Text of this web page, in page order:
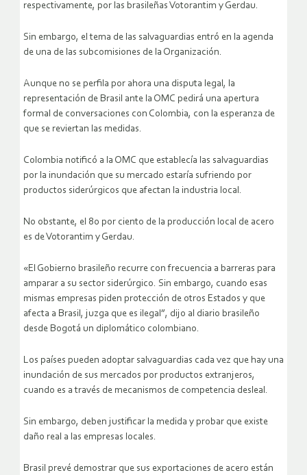
respectivamente, por las brasileñas Votorantim y Gerdau.
Sin embargo, el tema de las salvaguardias entró en la agenda
de una de las subcomisiones de la Organización.
Aunque no se perfila por ahora una disputa legal, la
representación de Brasil ante la OMC pedirá una apertura
formal de conversaciones con Colombia, con la esperanza de
que se reviertan las medidas.
Colombia notificó a la OMC que establecía las salvaguardias
por la inundación que su mercado estaría sufriendo por
productos siderúrgicos que afectan la industria local.
No obstante, el 80 por ciento de la producción local de acero
es de Votorantim y Gerdau.
«El Gobierno brasileño recurre con frecuencia a barreras para
amparar a su sector siderúrgico. Sin embargo, cuando esas
mismas empresas piden protección de otros Estados y que
afecta a Brasil, juzga que es ilegal”, dijo al diario brasileño
desde Bogotá un diplomático colombiano.
Los países pueden adoptar salvaguardias cada vez que hay una
inundación de sus mercados por productos extranjeros,
cuando es a través de mecanismos de competencia desleal.
Sin embargo, deben justificar la medida y probar que existe
daño real a las empresas locales.
Brasil prevé demostrar que sus exportaciones de acero están